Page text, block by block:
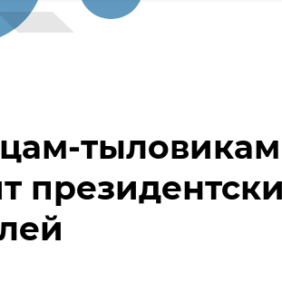
тыловикам